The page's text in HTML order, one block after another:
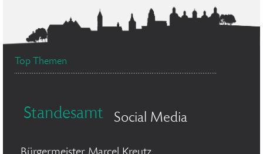
Top Themen
Standesamt Social Media